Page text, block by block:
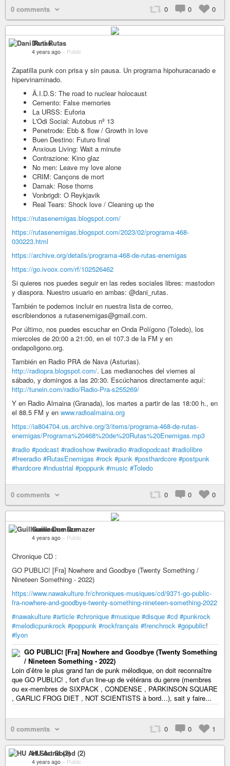
0 comments 0 0 0
Dani Rutas
4 years ago – Public
Zapatilla punk con prisa y sin pausa. Un programa hipohuracanado e
hipervinaminado.
Ä.I.D.S: The road to nuclear holocaust
Cemento: False memories
La URSS: Euforia
L'Odi Social: Autobus nº 13
Penetrode: Ebb & flow / Growth in love
Buen Destino: Futuro final
Anxious Living: Wait a minute
Contrazione: Kino glaz
No men: Leave my love alone
CRIM: Cançons de mort
Damak: Rose thorns
Vonbrigdi: O Reykjavik
Real Tears: Shock love / Cleaning up the
https://rutasenemigas.blogspot.com/
https://rutasenemigas.blogspot.com/2023/02/programa-468-
030223.html
https://archive.org/details/programa-468-de-rutas-enemigas
https://go.ivoox.com/rf/102526462
Si quieres nos puedes seguir en las redes sociales libres: mastodon
y diaspora. Nuestro usuario en ambas: @dani_rutas.
También te podemos incluir en nuestra lista de correo,
escribiendonos a rutasenemigas@gmail.com.
Por último, nos puedes escuchar en Onda Polígono (Toledo), los
miercoles de 20:00 a 21:00, en el 107.3 de la FM y en
ondapoligono.org.
También en Radio PRA de Nava (Asturias).
http://radiopra.blogspot.com/. Las medianoches del viernes al
sábado, y domingos a las 20:30. Escúchanos directamente aquí:
http://tunein.com/radio/Radio-Pra-s255269/
Y en Radio Almaina (Granada), los martes a partir de las 18:00 h., en
el 88.5 FM y en www.radioalmaina.org
https://ia804704.us.archive.org/3/items/programa-468-de-rutas-
enemigas/Programa%20468%20de%20Rutas%20Enemigas.mp3
#radio #podcast #radioshow #webradio #radiopodcast #radiolibre
#freeradio #RutasEnemigas #rock #punk #posthardcore #postpunk
#hardcore #industrial #poppunk #music #Toledo
0 comments 0 0 0
Guillaume Dumazer
4 years ago – Public
Chronique CD :
GO PUBLIC! [Fra] Nowhere and Goodbye (Twenty Something /
Nineteen Something - 2022)
https://www.nawakulture.fr/chroniques-musiques/cd/9371-go-public-
fra-nowhere-and-goodbye-twenty-something-nineteen-something-2022
#nawakulture #article #chronique #musique #disque #cd #punkrock
#melodicpunkrock #poppunk #rockfrançais #frenchrock #gopublic!
#lyon
GO PUBLIC! [Fra] Nowhere and Goodbye (Twenty Something
/ Nineteen Something - 2022)
Loin d’être le plus grand fan de punk mélodique, on doit reconnaître
que GO PUBLIC! , fort d’un line-up de vétérans du genre (membres
ou ex-membres de SIXPACK , CONDENSE , PARKINSON SQUARE
, GARLIC FROG DIET , NOT SCIENTISTS à bord…), sait y faire...
0 comments 0 0 1
HU Art Sound (2)
4 years ago – Public